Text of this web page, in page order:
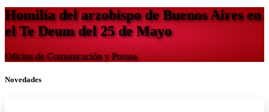
Homilía del arzobispo de Buenos Aires en
el Te Deum del 25 de Mayo
Oficina de Comunicación y Prensa
Novedades